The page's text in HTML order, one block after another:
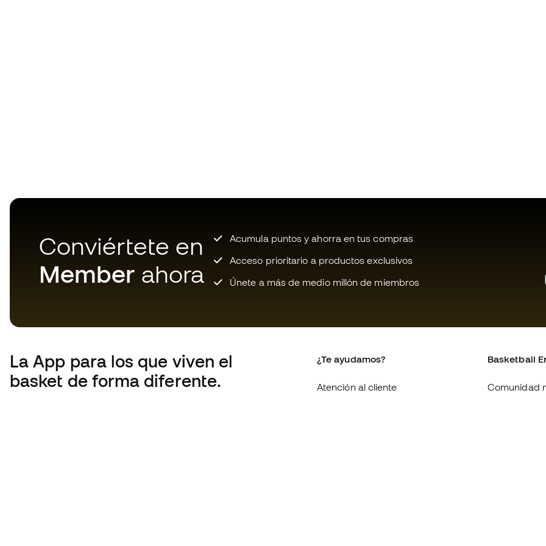
Conviértete en
Member ahora
Acumula puntos y ahorra en tus compras
Acceso prioritario a productos exclusivos
Únete a más de medio millón de miembros
La App para los que viven el
basket de forma diferente.
¿Te ayudamos?
Atención al cliente
Basketball
Comunidad